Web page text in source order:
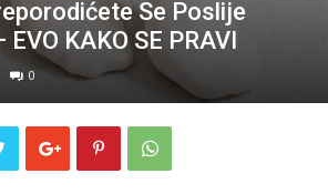
Se Poslije
KAKO SE PRAVI
0